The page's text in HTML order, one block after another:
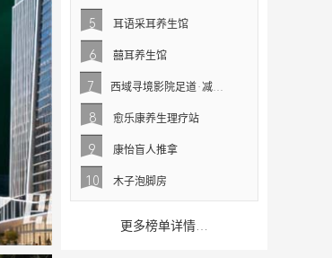
5 耳语采耳养生馆
6 囍耳养生馆
7 西域寻境影院足道·减压SPA（中山广场店）
8 愈乐康养生理疗站
9 康怡盲人推拿
10 木子泡脚房
更多榜单详情…